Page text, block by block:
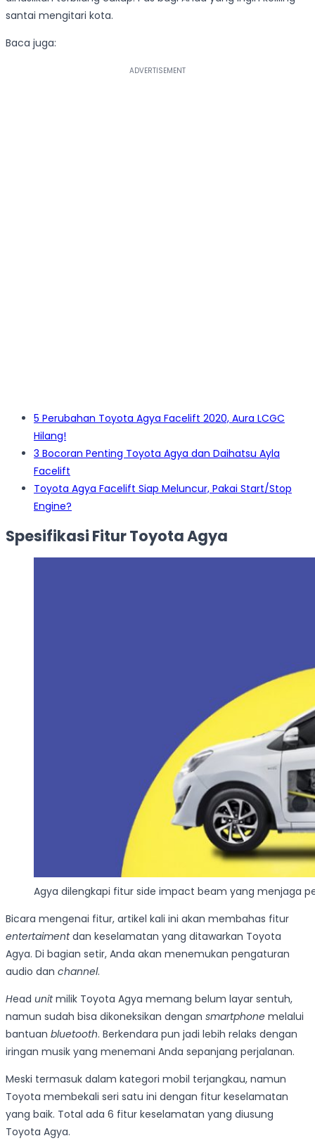
santai mengitari kota.
Baca juga:
5 Perubahan Toyota Agya Facelift 2020, Aura LCGC
Hilang!
3 Bocoran Penting Toyota Agya dan Daihatsu Ayla
Facelift
Toyota Agya Facelift Siap Meluncur, Pakai Start/Stop
Engine?
Spesifikasi Fitur Toyota Agya
Agya dilengkapi fitur side impact beam yang menjaga
Bicara mengenai fitur, artikel kali ini akan membahas fitur
entertaimentdan keselamatan yang ditawarkan Toyota
Agya. Di bagian setir, Anda akan menemukan pengaturan
audio dan channel.
Head unitmilik Toyota Agya memang belum layar sentuh,
namun sudah bisa dikoneksikan dengan smartphone melalui
bantuan bluetooth. Berkendara pun jadi lebih relaks dengan
iringan musik yang menemani Anda sepanjang perjalanan.
Meski termasuk dalam kategori mobil terjangkau, namun
Toyota membekali seri satu ini dengan fitur keselamatan
yang baik. Total ada 6 fitur keselamatan yang diusung
Toyota Agya.